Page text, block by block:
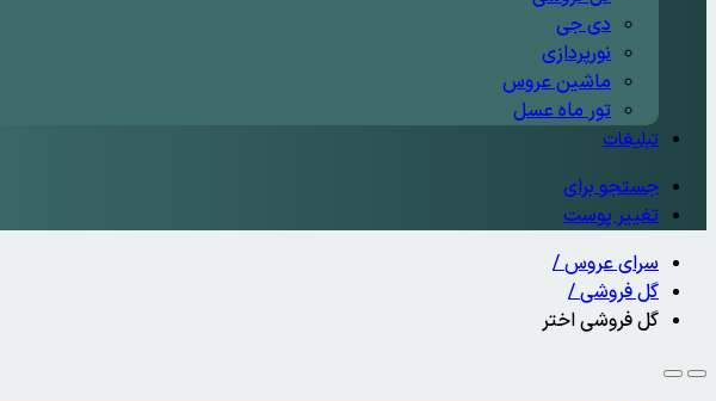
دی جی
نورپردازی
ماشین عروس
تور ماه عسل
تبلیغات
جستجو برای
تغییر پوست
سرای عروس/
گل فروشی/
گل فروشی اختر